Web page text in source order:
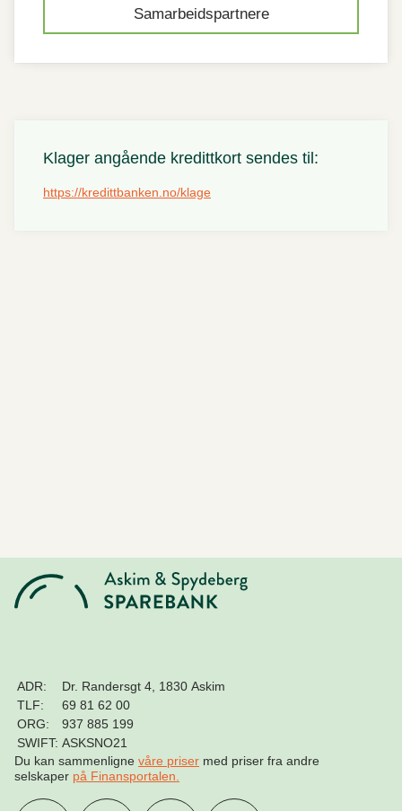
Samarbeidspartnere
Klager angående kredittkort sendes til:
https://kredittbanken.no/klage
ADR:
Dr. Randersgt 4, 1830 Askim
TLF:
69 81 62 00
ORG:
937 885 199
SWIFT: ASKSNO21
Du kan sammenligne våre priser med priser fra andre
selskaper på Finansportalen